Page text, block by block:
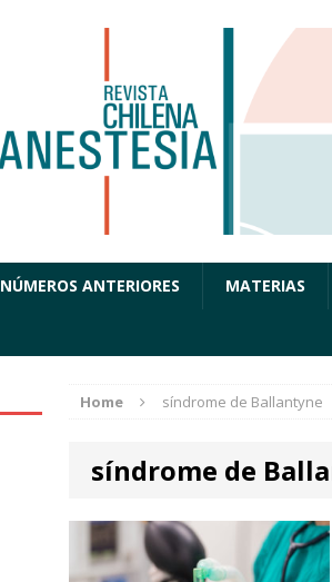
NÚMEROS ANTERIORES MATERIAS
Home síndrome de Ballantyne
síndrome de